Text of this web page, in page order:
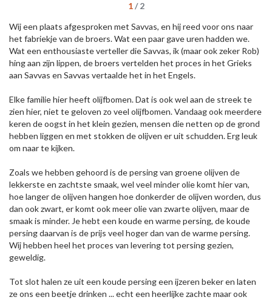
1/2
Wij een plaats afgesproken met Savvas, en hij reed voor ons naar
het fabriekje van de broers. Wat een paar gave uren hadden we.
Wat een enthousiaste verteller die Savvas, ik (maar ook zeker Rob)
hing aan zijn lippen, de broers vertelden het proces in het Grieks
aan Savvas en Savvas vertaalde het in het Engels.
Elke familie hier heeft olijfbomen. Dat is ook wel aan de streek te
zien hier, niet te geloven zo veel olijfbomen. Vandaag ook meerdere
keren de oogst in het klein gezien, mensen die netten op de grond
hebben liggen en met stokken de olijven er uit schudden. Erg leuk
om naar te kijken.
Zoals we hebben gehoord is de persing van groene olijven de
lekkerste en zachtste smaak, wel veel minder olie komt hier van,
hoe langer de olijven hangen hoe donkerder de olijven worden, dus
dan ook zwart, er komt ook meer olie van zwarte olijven, maar de
smaak is minder. Je hebt een koude en warme persing, de koude
persing daarvan is de prijs veel hoger dan van de warme persing.
Wij hebben heel het proces van levering tot persing gezien,
geweldig.
Tot slot halen ze uit een koude persing een ijzeren beker en laten
ze ons een beetje drinken ... echt een heerlijke zachte maar ook